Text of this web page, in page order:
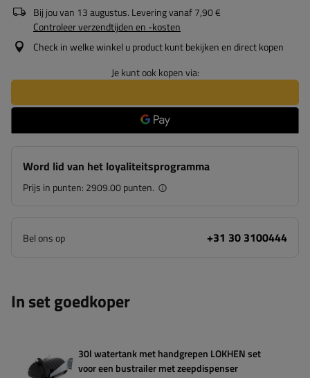
Bij jou van 13 augustus. Levering vanaf7,90 €
Controleer verzendtijden en -kosten
Check in welke winkel u product kunt bekijken en direct kopen
Je kunt ook kopen via:
Word lid van het loyaliteitsprogramma
Prijs in punten: 2909.00 punten.
Bel ons op +31 30 3100444
In set goedkoper
30l watertank met handgrepen LOKHEN set
voor een bustrailer met zeepdispenser